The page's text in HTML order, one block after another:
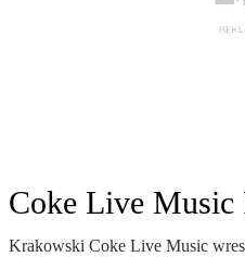
Coke Live Music
Krakowski Coke Live Music